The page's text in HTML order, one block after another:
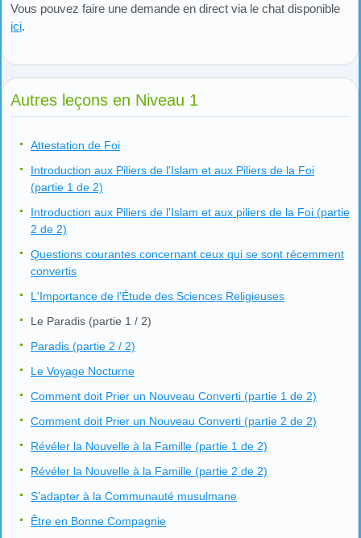
Vous pouvez faire une demande en direct via le chat disponible
ici.
Autres leçons en Niveau 1
Attestation de Foi
Introduction aux Piliers de l'Islam et aux Piliers de la Foi
(partie 1 de 2)
Introduction aux Piliers de l'Islam et aux piliers de la Foi (partie
2 de 2)
Questions courantes concernant ceux qui se sont récemment
convertis
L'Importance de l'Étude des Sciences Religieuses
Le Paradis (partie 1 / 2)
Paradis (partie 2 / 2)
Le Voyage Nocturne
Comment doit Prier un Nouveau Converti (partie 1 de 2)
Comment doit Prier un Nouveau Converti (partie 2 de 2)
Révéler la Nouvelle à la Famille (partie 1 de 2)
Révéler la Nouvelle à la Famille (partie 2 de 2)
S'adapter à la Communauté musulmane
Être en Bonne Compagnie